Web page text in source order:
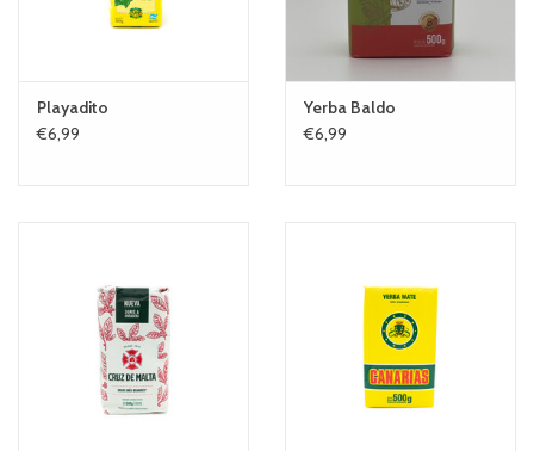
Playadito
€6,99
Yerba Baldo
€6,99